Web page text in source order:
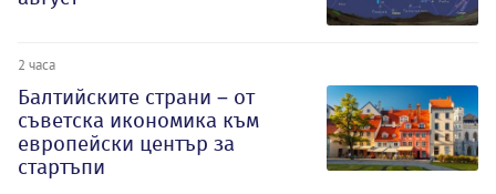
2 часа
Балтийските страни – от
съветска икономика към
европейски център за
стартъпи